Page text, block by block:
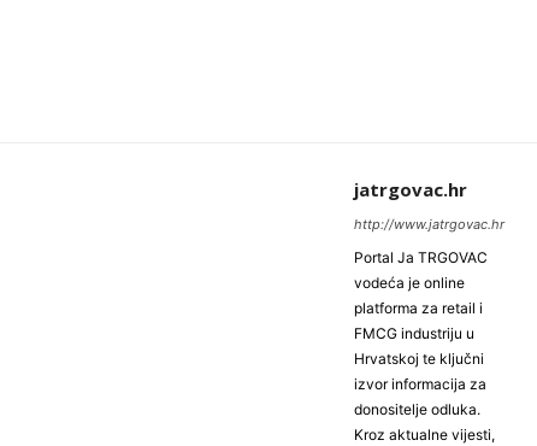
jatrgovac.hr
http://www.jatrgovac.hr
Portal Ja TRGOVAC
vodeća je online
platforma za retail i
FMCG industriju u
Hrvatskoj te ključni
izvor informacija za
donositelje odluka.
Kroz aktualne vijesti,